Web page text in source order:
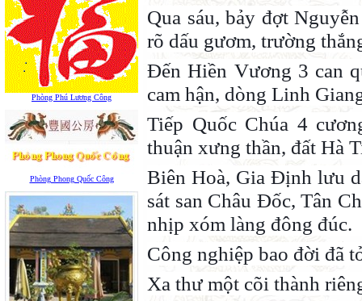
Phòng Phú Lương Công
Phòng Phong Quốc Công
Qua sáu, bảy đợt
rõ dấu gươm, trường
Đến Hiền Vương 3 can
cam hận, dòng Linh
Tiếp Quốc Chúa 4
thuận xưng thần, đất Hà
Biên Hoà, Gia Định lưu
sát san Châu Đốc, Tân
nhịp xóm làng đông đúc.
Công nghiệp bao đời đã
Xa thư một cõi thành